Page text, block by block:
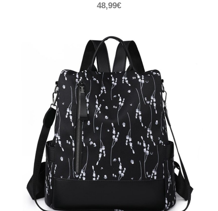
48,99€